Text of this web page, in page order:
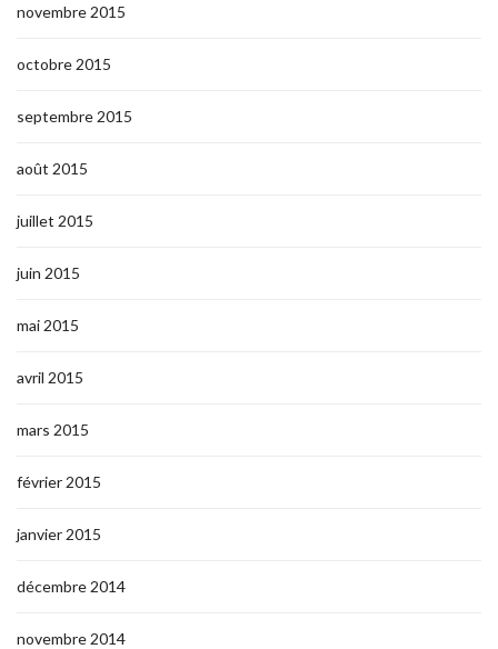
novembre 2015
octobre 2015
septembre 2015
août 2015
juillet 2015
juin 2015
mai 2015
avril 2015
mars 2015
février 2015
janvier 2015
décembre 2014
novembre 2014